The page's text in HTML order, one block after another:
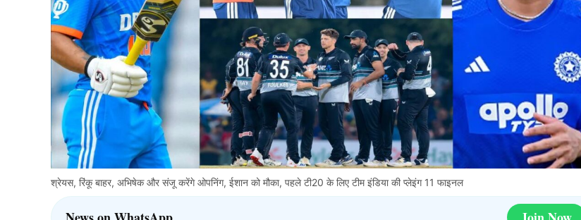
श्रेयस, रिंकू बाहर, अभिषेक और संजू करेंगे ओपनिंग, ईशान को मौका, पहले टी20 के लिए टीम इंडिया की प्लेइंग 11 फाइनल